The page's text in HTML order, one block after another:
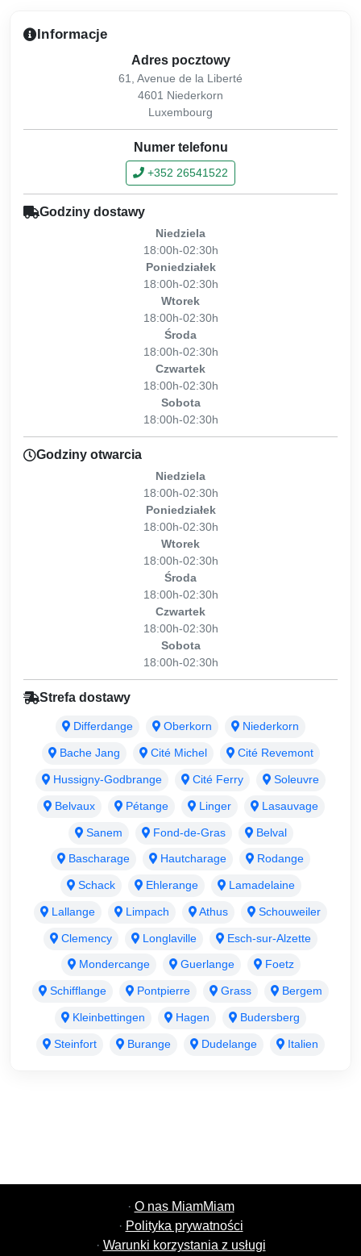
Informacje
Adres pocztowy
61, Avenue de la Liberté
4601 Niederkorn
Luxembourg
Numer telefonu
+352 26541522
Godziny dostawy
Niedziela
18:00h-02:30h
Poniedziałek
18:00h-02:30h
Wtorek
18:00h-02:30h
Środa
18:00h-02:30h
Czwartek
18:00h-02:30h
Sobota
18:00h-02:30h
Godziny otwarcia
Niedziela
18:00h-02:30h
Poniedziałek
18:00h-02:30h
Wtorek
18:00h-02:30h
Środa
18:00h-02:30h
Czwartek
18:00h-02:30h
Sobota
18:00h-02:30h
Strefa dostawy
Differdange Oberkorn Niederkorn
Bache Jang Cité Michel Cité Revemont
Hussigny-Godbrange Cité Ferry Soleuvre
Belvaux Pétange Linger Lasauvage
Sanem Fond-de-Gras Belval
Bascharage Hautcharage Rodange
Schack Ehlerange Lamadelaine
Lallange Limpach Athus Schouweiler
Clemency Longlaville Esch-sur-Alzette
Mondercange Guerlange Foetz
Schifflange Pontpierre Grass Bergem
Kleinbettingen Hagen Budersberg
Steinfort Burange Dudelange Italien
· O nas MiamMiam
· Polityka prywatności
· Warunki korzystania z usługi